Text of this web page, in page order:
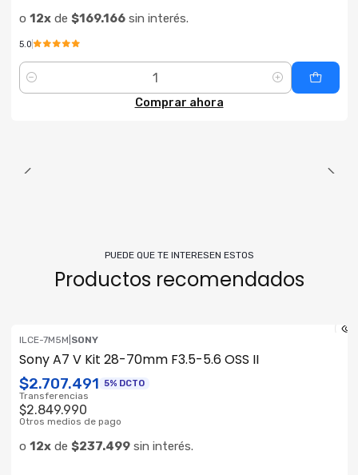
o 12xde $169.166sin interés.
5.0
Cantidad
Comprar ahora
PUEDE QUE TE INTERESEN ESTOS
Productos recomendados
ILCE-7M5M SONY
Sony A7 V Kit 28-70mm F3.5-5.6 OSS II
$2.707.491 5% DCTO
Transferencias
$2.849.990
Otros medios de pago
o 12xde $237.499sin interés.